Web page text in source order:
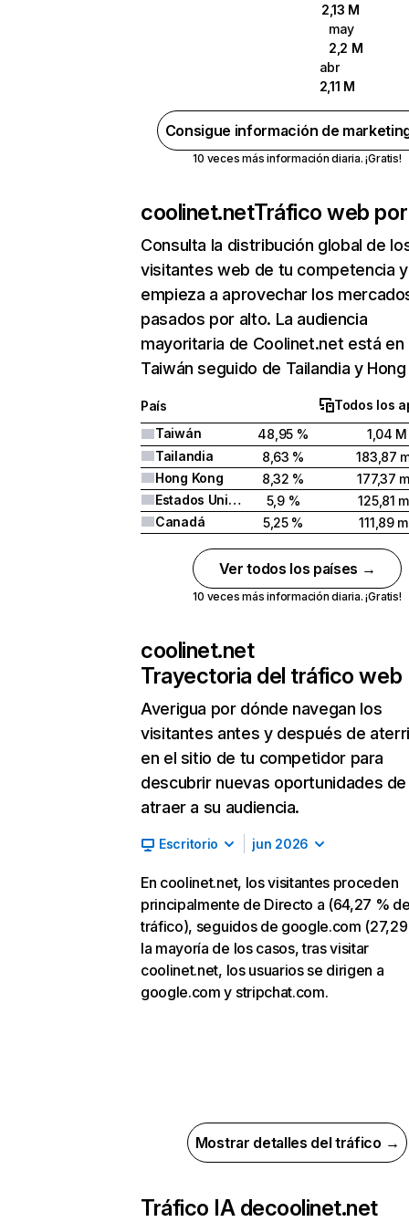
2,13 M
may
2,2 M
abr
2,11 M
Consigue información de
10 veces más información diaria. ¡Gratis!
coolinet.netTráfico web
Consulta la distribución global de
visitantes web de tu competencia y
empieza a aprovechar los
pasados por alto. La audiencia
mayoritaria de Coolinet.net está en
Taiwán seguido de Tailandia y
País
Todos los
Taiwán
48,95 %
1,04 M
Tailandia
8,63 %
183,87
Hong Kong
8,32 %
177,37
Estados Unidos
5,9 %
125,81
Canadá
5,25 % 111,89
Ver todos los países →
10 veces más información diaria. ¡Gratis!
coolinet.net
Trayectoria del tráfico web
Averigua por dónde navegan los
visitantes antes y después de
en el sitio de tu competidor para
descubrir nuevas oportunidades de
atraer a su audiencia.
Escritorio jun 2026
En coolinet.net, los visitantes proceden
principalmente de Directo a (64,27 %
tráfico), seguidos de google.com (27,29
la mayoría de los casos, tras visitar
coolinet.net, los usuarios se dirigen a
google.com y stripchat.com.
Mostrar detalles del tráfico →
Tráfico IA decoolinet.net